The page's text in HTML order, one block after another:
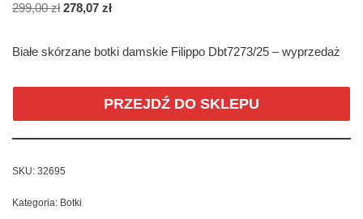
299,00zł 278,07 zł
Białe skórzane botki damskie Filippo Dbt7273/25 – wyprzedaż
PRZEJDŹ DO SKLEPU
SKU: 32695
Kategoria: Botki